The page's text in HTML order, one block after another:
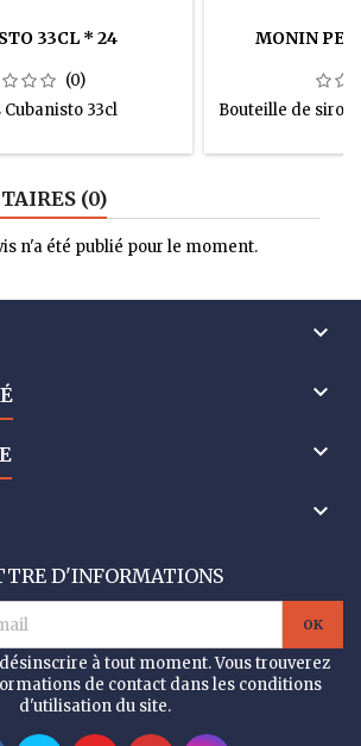
33CL * 24
(0)
33cl
MONIN
Bouteille de sirop
(0)
n'a été publié pour le moment.




D'INFORMATIONS
à tout moment. Vous trouverez
de contact dans les conditions
d'utilisation du site.